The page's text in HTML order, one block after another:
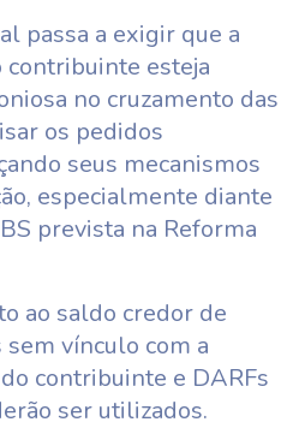
passa a exigir que a
contribuinte esteja
no cruzamento das
os pedidos
seus mecanismos
especialmente diante
prevista na Reforma
ao saldo credor de
sem vínculo com a
contribuinte e DARFs
ser utilizados.